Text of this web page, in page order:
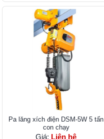
Pa lăng xích điện DSM-5W 5 tấn
con chạy
Giá: Liên hệ